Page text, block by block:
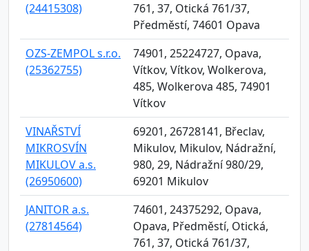
(24415308)
761, 37, Otická 761/37,
Předměstí, 74601 Opava
OZS-ZEMPOL s.r.o.
(25362755)
74901, 25224727, Opava,
Vítkov, Vítkov, Wolkerova,
485, Wolkerova 485, 74901
Vítkov
VINAŘSTVÍ
MIKROSVÍN
MIKULOV a.s.
(26950600)
69201, 26728141, Břeclav,
Mikulov, Mikulov, Nádražní,
980, 29, Nádražní 980/29,
69201 Mikulov
JANITOR a.s.
(27814564)
74601, 24375292, Opava,
Opava, Předměstí, Otická,
761, 37, Otická 761/37,